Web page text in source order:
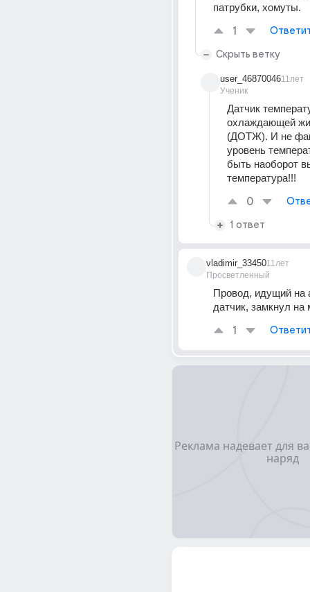
патрубки, хомуты.
1
Скрыть ветку
user_46870046
Ученик
11лет
Датчик
охлаждающей
(ДОТЖ). И не
уровень
быть наоборот
температура!!!
0
1 ответ
vladimir_33450
Просветленный
11лет
Провод, идущий на
датчик, замкнул на
1